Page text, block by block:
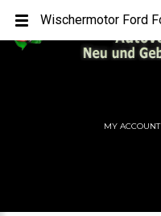
MY ACCOUNT